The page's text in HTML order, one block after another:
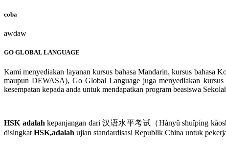
coba
awdaw
GO GLOBAL LANGUAGE
Kami menyediakan layanan kursus bahasa Mandarin, kursus bahasa
maupun DEWASA), Go Global Language juga menyediakan
kesempatan kepada anda untuk mendapatkan program beasiswa
HSK adalah kepanjangan dari 汉语水平考试（Hànyǔ shuǐpíng
disingkat HSK,adalah ujian standardisasi Republik China untuk